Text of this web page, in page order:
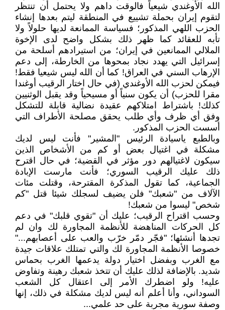
الله الأوغندي شيعياً فالوقت داهم ولا يحتمل أن تنتظر
لتقوم إيران بحملة تشييع في المنطقة ليتم بعدها إنشاء
الحزب اللهي المذكور؛ فسياسة الممانعة لديها حلولاً ولا
تأبه للعقائد كما ظهر ذلك بشكل واضح لدى الإخوة
الملالي الممانعين في إيران؛ من استيرادهم أسلحة من
إسرائيل التي يهدد نجاد بمحوها من الخارطة، إلى دعم
الإرهاب السني في العراق! كما أن الله ليس شيعيا فقط!
فيمكن لحزب الله الأوغندي (في حال اختار الرقيب أوغندا
مقرا للحزب) أن يكون سنياً أو مسيحياً وقد يقبل الوثنيين
كذلك! باشتراط امتلاكهم عقيدة نضالية قابلة للتشكل
وفق أي ظرف وأي طلب يحقق مصلحة الأطراف التي
أسست الحزب المذكور.
وبالطبع ياسيادة الرئيس "المشير" فأنت ليس لديك
مشكلة في اغتيال بعض أو كم من الأشخاص الذين
سيكون لاغتيالهم دور مؤثر في القضية؛ في حال اقترح
ذلك عليك الرقيب السوري؛ فأنت مارست الإبادة
الجماعية، كما تقول المذكرة المقترحة، وقتلت مئات
الآلاف من "شعبك" فلن يضيف لسجلك شيئا قتل "كم
شخص" ليسوا من شعبك!
وحسب اقتراح الرقيب؛ عليك أن "تقوي قلبك" في دعم
كل الحركات المناهضة للأنظمة المجاورة لك وان لم
تجدها أنشئها؛ "فجّر دمّر خرّب والعب على أعصابهم..."
خصوصا الأنظمة المجاورة لك والتي تمتلك علاقات جيدة
مع الغرب وبفضل اختيار دولة يدعمها الغرب بحماس
شديد. بالإضافة لذلك عليك أن تتخذ شعبك رهينة وتفاوض
عليه! ولو اضطرك الأمر إلى اعتقال كل الشعب
السوداني، وأنا أعلم أنه ليس لديك مشكلة في ذلك، إنها
وصفة سورية مجربة على حد علمي...